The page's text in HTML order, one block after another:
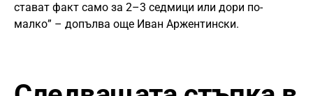
стават факт само за 2–3 седмици или дори по-
малко” – допълва още Иван Аржентински.